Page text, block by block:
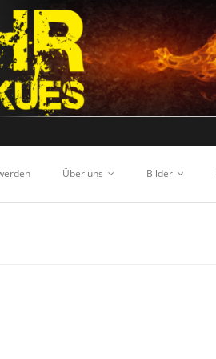
Über uns Bilder